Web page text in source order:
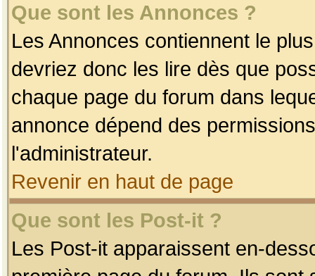
Que sont les Annonces ?
Les Annonces contiennent le
devriez donc les lire dès que
chaque page du forum dans
annonce dépend des
l'administrateur.
Revenir en haut de page
Que sont les Post-it ?
Les Post-it apparaissent en-